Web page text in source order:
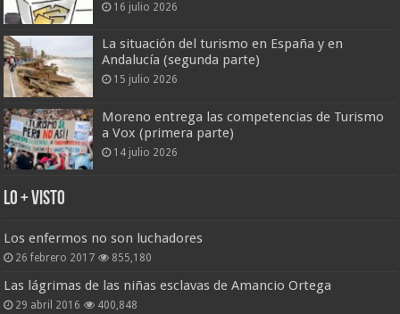
16 julio 2026
La situación del turismo en España y en
Andalucía (segunda parte)
15 julio 2026
Moreno entrega las competencias de Turismo
a Vox (primera parte)
14 julio 2026
Lo + Visto
Los enfermos no son luchadores
26 febrero 2017 855,180
Las lágrimas de las niñas esclavas de Amancio Ortega
29 abril 2016 400,848